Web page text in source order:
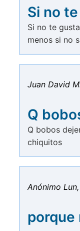
Si no
Si no te
menos si no
Juan David
Q
Q bobos
chiquitos
Anónimo
porque